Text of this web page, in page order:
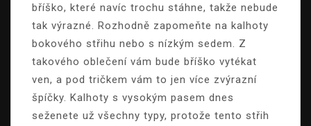
bříško, které navíc trochu stáhne, takže nebude
tak výrazné. Rozhodně zapomeňte na kalhoty
bokového střihu nebo s nízkým sedem. Z
takového oblečení vám bude bříško vytékat
ven, a pod tričkem vám to jen více zvýrazní
špíčky. Kalhoty s vysokým pasem dnes
seženete už všechny typy, protože tento střih